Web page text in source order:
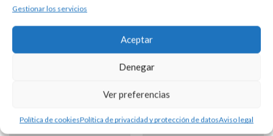
Gestionar los servicios
Aceptar
Denegar
Ver preferencias
Política de cookiesPolítica de privacidad y protección de datosAviso legal
Gemelos de plata con circonita y sistema rígido con zeppelin.
Productos Relacionados